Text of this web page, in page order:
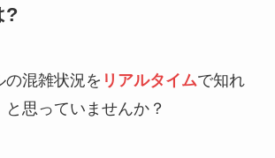
?
の混雑状況を リアルタイムで知れ
思っていませんか？